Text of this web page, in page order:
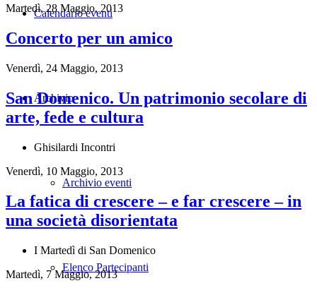
Calendario eventi
Archivio
Archivio eventi
Elenco Partecipanti
Martedì, 28 Maggio, 2013
Concerto per un amico
Venerdì, 24 Maggio, 2013
San Domenico. Un patrimonio secolare di
arte, fede e cultura
Ghisilardi Incontri
Venerdì, 10 Maggio, 2013
La fatica di crescere – e far crescere – in
una società disorientata
I Martedì di San Domenico
Martedì, 7 Maggio, 2013